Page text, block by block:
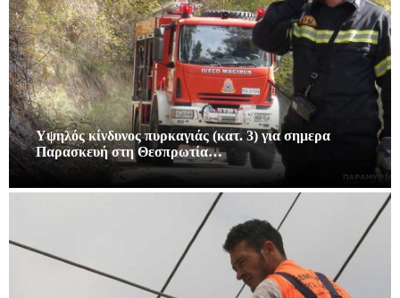
Υψηλός κίνδυνος πυρκαγιάς (κατ. 3) για σημερα
Παρασκευή στη Θεσπρωτία…